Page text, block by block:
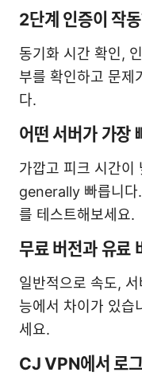
2단계 인증이 작
동기화 시간 확인,
부를 확인하고 문제
다.
어떤 서버가 가장
가깝고 피크 시간이
generally 빠릅니다
를 테스트해보세요.
무료 버전과 유료
일반적으로 속도,
능에서 차이가 있습
세요.
CJ VPN에서 로